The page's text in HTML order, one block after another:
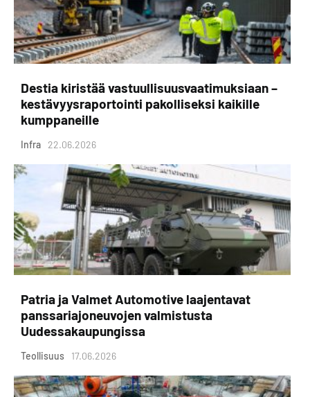
Destia kiristää vastuullisuusvaatimuksiaan –
kestävyysraportointi pakolliseksi kaikille
kumppaneille
Infra 22.06.2026
Patria ja Valmet Automotive laajentavat
panssariajoneuvojen valmistusta
Uudessakaupungissa
Teollisuus 17.06.2026